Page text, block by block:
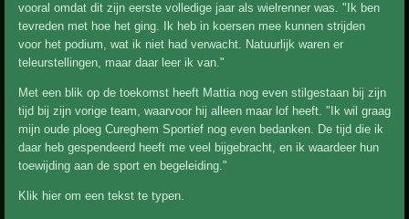
vooral omdat dit zijn eerste volledige jaar als wielrenner was. "Ik ben
tevreden met hoe het ging. Ik heb in koersen mee kunnen strijden
voor het podium, wat ik niet had verwacht. Natuurlijk waren er
teleurstellingen, maar daar leer ik van."
Met een blik op de toekomst heeft Mattia nog even stilgestaan bij zijn
tijd bij zijn vorige team, waarvoor hij alleen maar lof heeft. "Ik wil graag
mijn oude ploeg Cureghem Sportief nog even bedanken. De tijd die ik
daar heb gespendeerd heeft me veel bijgebracht, en ik waardeer hun
toewijding aan de sport en begeleiding."
Klik hier om een tekst te typen.